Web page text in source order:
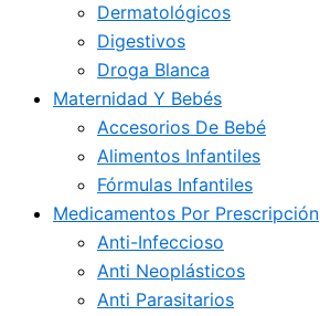
Dermatológicos
Digestivos
Droga Blanca
Maternidad Y Bebés
Accesorios De Bebé
Alimentos Infantiles
Fórmulas Infantiles
Medicamentos Por Prescripción
Anti-Infeccioso
Anti Neoplásticos
Anti Parasitarios